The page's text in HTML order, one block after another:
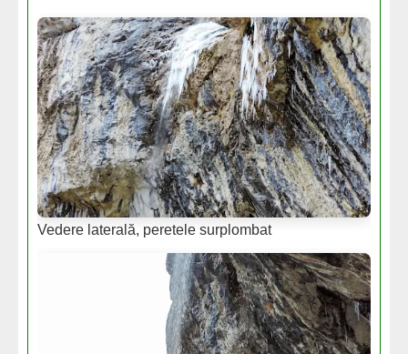
Vedere laterală, peretele surplombat